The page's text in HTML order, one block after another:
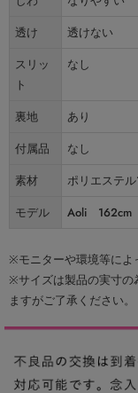
透け
透けない
スリッ
ト
なし
裏地
あり
付属品
なし
素材
ポリエステ
モデル
Aoli 162cm
※モニターや環境等によ
※サイズは製品の実寸の
ますがご了承ください。